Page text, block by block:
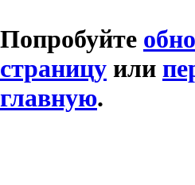
Попробуйте
страницу или
главную.